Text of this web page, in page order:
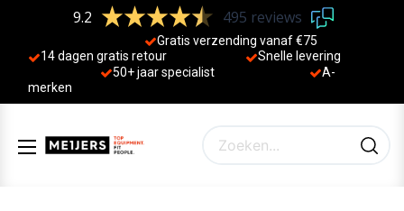
9.2 495 reviews
Gratis verzending vanaf €75
14 dagen gratis retour
Sne lle levering
50+ jaar specialist
A-
merken